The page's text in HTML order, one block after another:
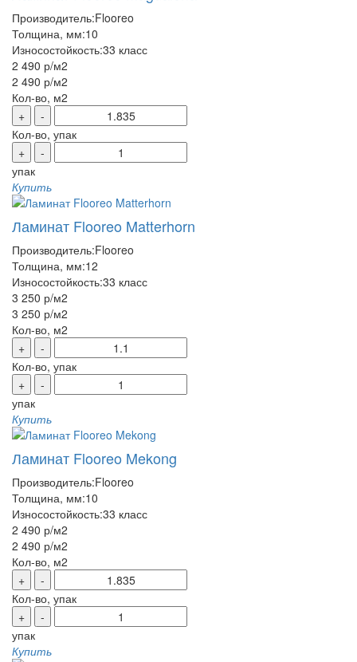
Производитель:Flooreo
Толщина, мм:10
Износостойкость:33 класс
2 490 р/м2
2 490 р/м2
Кол-во, м2
+
-
Кол-во, упак
+
-
упак
Купить
Ламинат Flooreo Matterhorn
Производитель:Flooreo
Толщина, мм:12
Износостойкость:33 класс
3 250 р/м2
3 250 р/м2
Кол-во, м2
+
-
Кол-во, упак
+
-
упак
Купить
Ламинат Flooreo Mekong
Производитель:Flooreo
Толщина, мм:10
Износостойкость:33 класс
2 490 р/м2
2 490 р/м2
Кол-во, м2
+
-
Кол-во, упак
+
-
упак
Купить